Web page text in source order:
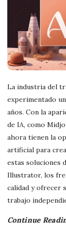
l
a
n
c
i
n
g
La industria del
experimentado
años. Con la
de IA, como
ahora tienen la
artificial para
estas soluciones
Illustrator, los
calidad y ofrecer
trabajo
Continue